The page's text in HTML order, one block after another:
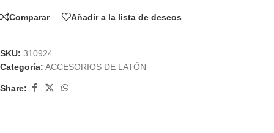
Comparar Añadir a la lista de deseos
SKU: 310924
Categoría: ACCESORIOS DE LATÓN
Share: